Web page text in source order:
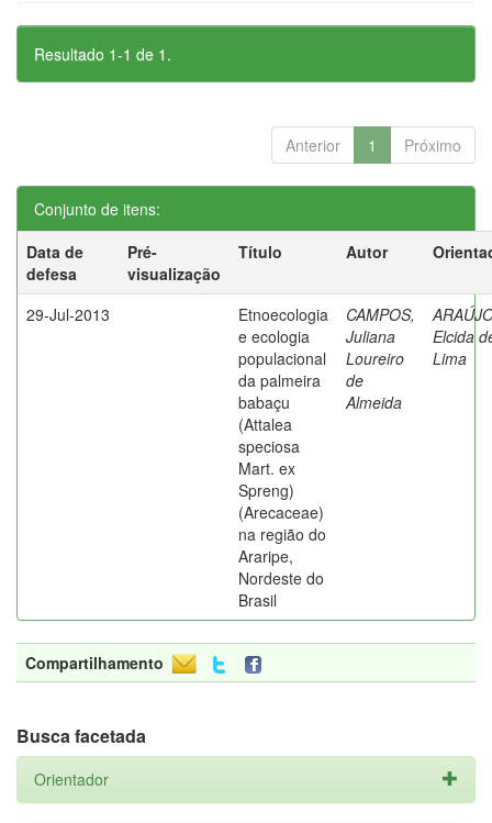
Resultado 1-1 de 1.
Anterior 1 Próximo
Conjunto de itens:
Data de
defesa
Pré-
visualização
Título Autor
29-Jul-2013
Etnoecologia
e ecologia
populacional
da palmeira
babaçu
(Attalea
speciosa
Mart. ex
Spreng)
(Arecaceae)
na região do
Araripe,
Nordeste do
Brasil
CAMPOS,
Juliana
Loureiro
de
Almeida
Elcida
Lima
Compartilhamento
Busca facetada
Orientador